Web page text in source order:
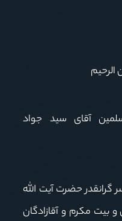
الرحیم
آقای سید جواد
حضرت آیت الله
بیت مکرم و آقازادگان